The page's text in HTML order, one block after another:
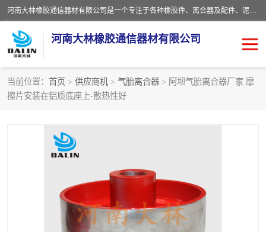
河南大林橡胶通信器材有限公司是一个专注于各种橡胶件、离合器及配件、泥浆泵及配件等产品设计制造和加工的企业。产品应用于矿山、冶金、石油、钢铁、化工、水泥、船舶、造纸、通用机械等各种大功率机械传动或制动装置。
河南大林橡胶通信器材有限公司
当前位置： 首页 > 供应商机 > 气胎离合器 > 阿坝气胎离合器厂家 摩
擦片安装在铝质底座上-散热性好
推盘离合器
VC离合器
PO隔膜离合器
泥浆泵空气包胶囊
DY隔膜式离合器 CB离合器